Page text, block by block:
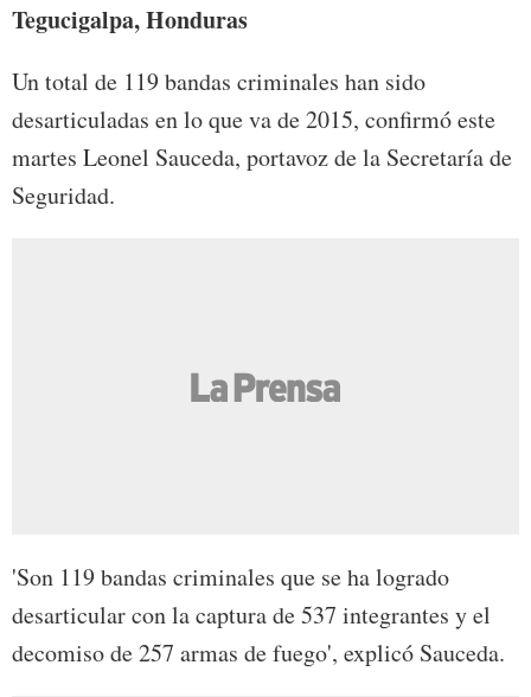
Tegucigalpa, Honduras
Un total de 119 bandas criminales han sido
desarticuladas en lo que va de 2015, confirmó este
martes Leonel Sauceda, portavoz de la Secretaría de
Seguridad.
'Son 119 bandas criminales que se ha logrado
desarticular con la captura de 537 integrantes y el
decomiso de 257 armas de fuego', explicó Sauceda.